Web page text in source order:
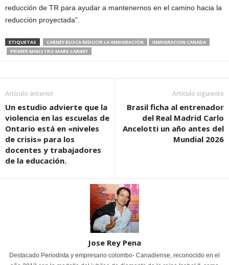
reducción de TR para ayudar a mantenernos en el camino hacia la
reducción proyectada”.
ETIQUETAS CARNEY BUSCA REDUCIR LA INMIGRACIÓN
INMIGRACION CANADA
PRIMER MINISTRO MARK CARNEY
Artículo anterior
Un estudio advierte que la
violencia en las escuelas de
Ontario está en «niveles
de crisis» para los
docentes y trabajadores
de la educación.
Artículo siguiente
Brasil ficha al entrenador
del Real Madrid Carlo
Ancelotti un año antes del
Mundial 2026
Jose Rey Pena
Destacado Periodista y empresario colombo- Canadiense, reconocido en el